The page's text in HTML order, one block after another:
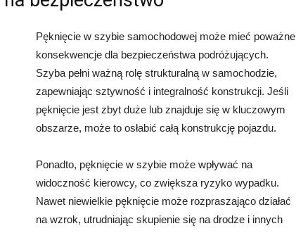
Pęknięcie w szybie samochodowej może mieć poważne
konsekwencje dla bezpieczeństwa podróżujących.
Szyba pełni ważną rolę strukturalną w samochodzie,
zapewniając sztywność i integralność konstrukcji. Jeśli
pęknięcie jest zbyt duże lub znajduje się w kluczowym
obszarze, może to osłabić całą konstrukcję pojazdu.
Ponadto, pęknięcie w szybie może wpływać na
widoczność kierowcy, co zwiększa ryzyko wypadku.
Nawet niewielkie pęknięcie może rozpraszająco działać
na wzrok, utrudniając skupienie się na drodze i innych